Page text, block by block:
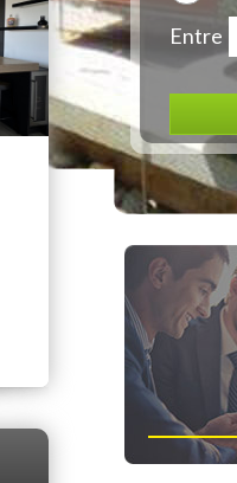
Entre